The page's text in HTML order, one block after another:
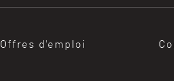
Offres d'emploi